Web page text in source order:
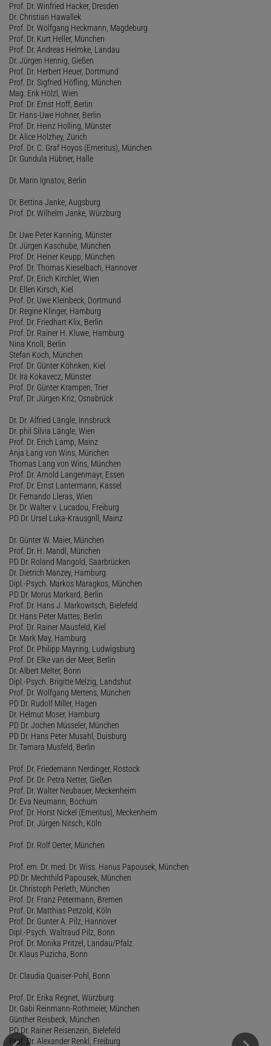
Prof. Dr. Winfried Hacker, Dresden
Dr. Christian Hawallek
Prof. Dr. Wolfgang Heckmann, Magdeburg
Prof. Dr. Kurt Heller, München
Prof. Dr. Andreas Helmke, Landau
Dr. Jürgen Hennig, Gießen
Prof. Dr. Herbert Heuer, Dortmund
Prof. Dr. Sigfried Höfling, München
Mag. Erik Hölzl, Wien
Prof. Dr. Ernst Hoff, Berlin
Dr. Hans-Uwe Hohner, Berlin
Prof. Dr. Heinz Holling, Münster
Dr. Alice Holzhey, Zürich
Prof. Dr. C. Graf Hoyos (Emeritus), München
Dr. Gundula Hübner, Halle
Dr. Marin Ignatov, Berlin
Dr. Bettina Janke, Augsburg
Prof. Dr. Wilhelm Janke, Würzburg
Dr. Uwe Peter Kanning, Münster
Dr. Jürgen Kaschube, München
Prof. Dr. Heiner Keupp, München
Prof. Dr. Thomas Kieselbach, Hannover
Prof. Dr. Erich Kirchler, Wien
Dr. Ellen Kirsch, Kiel
Prof. Dr. Uwe Kleinbeck, Dortmund
Dr. Regine Klinger, Hamburg
Prof. Dr. Friedhart Klix, Berlin
Prof. Dr. Rainer H. Kluwe, Hamburg
Nina Knoll, Berlin
Stefan Koch, München
Prof. Dr. Günter Köhnken, Kiel
Dr. Ira Kokavecz, Münster
Prof. Dr. Günter Krampen, Trier
Prof. Dr. Jürgen Kriz, Osnabrück
Dr. Dr. Alfried Längle, Innsbruck
Dr. phil Silvia Längle, Wien
Prof. Dr. Erich Lamp, Mainz
Anja Lang von Wins, München
Thomas Lang von Wins, München
Prof. Dr. Arnold Langenmayr, Essen
Prof. Dr. Ernst Lantermann, Kassel
Dr. Fernando Lleras, Wien
Dr. Dr. Walter v. Lucadou, Freiburg
PD Dr. Ursel Luka-Krausgrill, Mainz
Dr. Günter W. Maier, München
Prof. Dr. H. Mandl, München
PD Dr. Roland Mangold, Saarbrücken
Dr. Dietrich Manzey, Hamburg
Dipl.-Psych. Markos Maragkos, München
PD Dr. Morus Markard, Berlin
Prof. Dr. Hans J. Markowitsch, Bielefeld
Dr. Hans Peter Mattes, Berlin
Prof. Dr. Rainer Mausfeld, Kiel
Dr. Mark May, Hamburg
Prof. Dr. Philipp Mayring, Ludwigsburg
Prof. Dr. Elke van der Meer, Berlin
Dr. Albert Melter, Bonn
Dipl.-Psych. Brigitte Melzig, Landshut
Prof. Dr. Wolfgang Mertens, München
PD Dr. Rudolf Miller, Hagen
Dr. Helmut Moser, Hamburg
PD Dr. Jochen Müsseler, München
PD Dr. Hans Peter Musahl, Duisburg
Dr. Tamara Musfeld, Berlin
Prof. Dr. Friedemann Nerdinger, Rostock
Prof. Dr. Dr. Petra Netter, Gießen
Prof. Dr. Walter Neubauer, Meckenheim
Dr. Eva Neumann, Bochum
Prof. Dr. Horst Nickel (Emeritus), Meckenheim
Prof. Dr. Jürgen Nitsch, Köln
Prof. Dr. Rolf Oerter, München
Prof. em. Dr. med. Dr. Wiss. Hanus Papousek, München
PD Dr. Mechthild Papousek, München
Dr. Christoph Perleth, München
Prof. Dr. Franz Petermann, Bremen
Prof. Dr. Matthias Petzold, Köln
Prof. Dr. Gunter A. Pilz, Hannover
Dipl.-Psych. Waltraud Pilz, Bonn
Prof. Dr. Monika Pritzel, Landau/Pfalz
Dr. Klaus Puzicha, Bonn
Dr. Claudia Quaiser-Pohl, Bonn
Prof. Dr. Erika Regnet, Würzburg
Dr. Gabi Reinmann-Rothmeier, München
Günther Reisbeck, München
PD Dr. Rainer Reisenzein, Bielefeld
Prof. Dr. Alexander Renkl, Freiburg